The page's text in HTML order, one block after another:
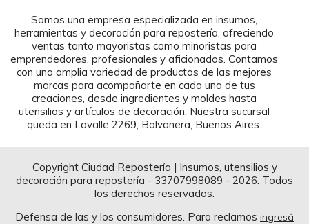
Somos una empresa especializada en insumos,
herramientas y decoración para repostería, ofreciendo
ventas tanto mayoristas como minoristas para
emprendedores, profesionales y aficionados. Contamos
con una amplia variedad de productos de las mejores
marcas para acompañarte en cada una de tus
creaciones, desde ingredientes y moldes hasta
utensilios y artículos de decoración. Nuestra sucursal
queda en Lavalle 2269, Balvanera, Buenos Aires.
Copyright Ciudad Repostería | Insumos, utensilios y
decoración para repostería - 33707998089 - 2026. Todos
los derechos reservados.
Defensa de las y los consumidores. Para reclamos ingresá